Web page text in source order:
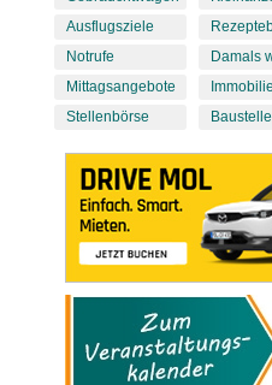
Ausflugsziele
Notrufe
Mittagsangebote
Stellenbörse
Damals